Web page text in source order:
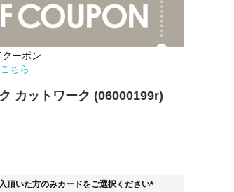
ーポン
ちら
カットワーク (06000199r)
頂いた方のみカードをご選択ください